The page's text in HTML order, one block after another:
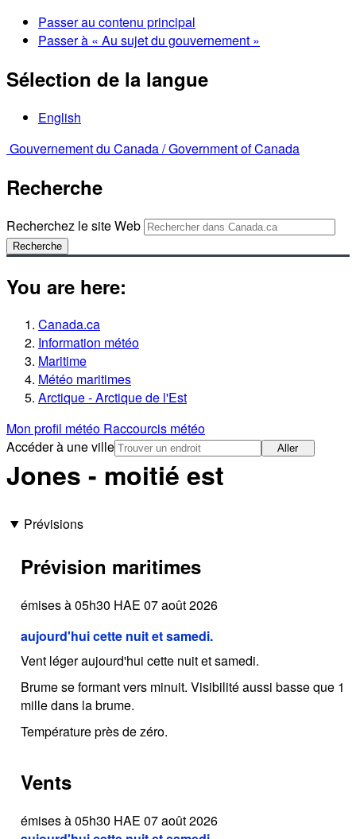
Passer au contenu principal
Passer à « Au sujet du gouvernement »
Sélection de la langue
English
Gouvernement du Canada /Government of Canada
Recherche
Recherchez le site Web
Recherche
You are here:
Canada.ca
Information météo
Maritime
Météo maritimes
Arctique - Arctique de l'Est
Mon profil météo Raccourcis météo
Accéder à une ville
Aller
Jones - moitié est
Prévisions
Prévision maritimes
émises à 05h30 HAE 07 août 2026
aujourd'hui cette nuit et samedi.
Vent léger aujourd'hui cette nuit et samedi.
Brume se formant vers minuit. Visibilité aussi basse que 1
mille dans la brume.
Température près de zéro.
Vents
émises à 05h30 HAE 07 août 2026